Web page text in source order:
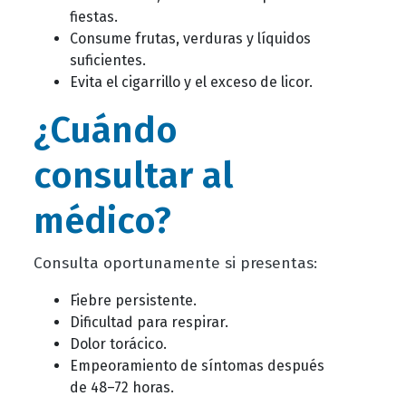
fiestas.
Consume frutas, verduras y líquidos
suficientes.
Evita el cigarrillo y el exceso de licor.
¿Cuándo
consultar al
médico?
Consulta oportunamente si presentas:
Fiebre persistente.
Dificultad para respirar.
Dolor torácico.
Empeoramiento de síntomas después
de 48–72 horas.